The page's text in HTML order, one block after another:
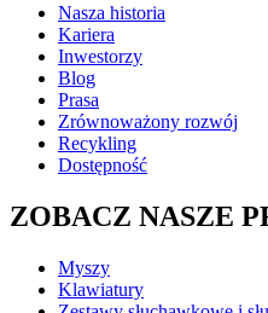
Nasza historia
Kariera
Inwestorzy
Blog
Prasa
Zrównoważony rozwój
Recykling
Dostępność
ZOBACZ NASZE
Myszy
Klawiatury